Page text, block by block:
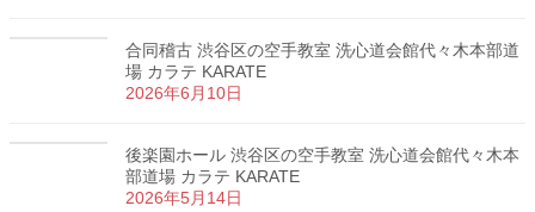
合同稽古 渋谷区の空手教室 洗心道会館代々木本部道
場 カラテ KARATE
2026年6月10日
後楽園ホール 渋谷区の空手教室 洗心道会館代々木本
部道場 カラテ KARATE
2026年5月14日